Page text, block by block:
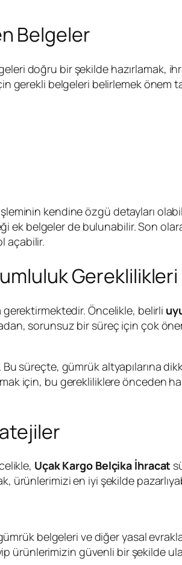
Belgeler
doğru bir şekilde hazırlamak,
gerekli belgeleri belirlemek önem
kendine özgü detayları
ek belgeler de bulunabilir. Son
açabilir.
Gereklilikleri
Öncelikle, belirli
sorunsuz bir süreç için çok
Bu süreçte, gümrük altyapılarına
için, bu gerekliliklere önceden
Uçak Kargo Belçika İhracat
ürünlerimizi en iyi şekilde
belgeleri ve diğer yasal
ürünlerimizin güvenli bir şekilde